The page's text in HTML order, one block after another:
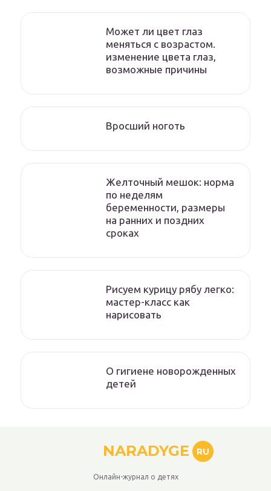
Может ли цвет глаз
меняться с возрастом.
изменение цвета глаз,
возможные причины
Вросший ноготь
Желточный мешок: норма
по неделям
беременности, размеры
на ранних и поздних
сроках
Рисуем курицу рябу легко:
мастер-класс как
нарисовать
О гигиене новорожденных
детей
NARADYGE RU
Онлайн-журнал о детях